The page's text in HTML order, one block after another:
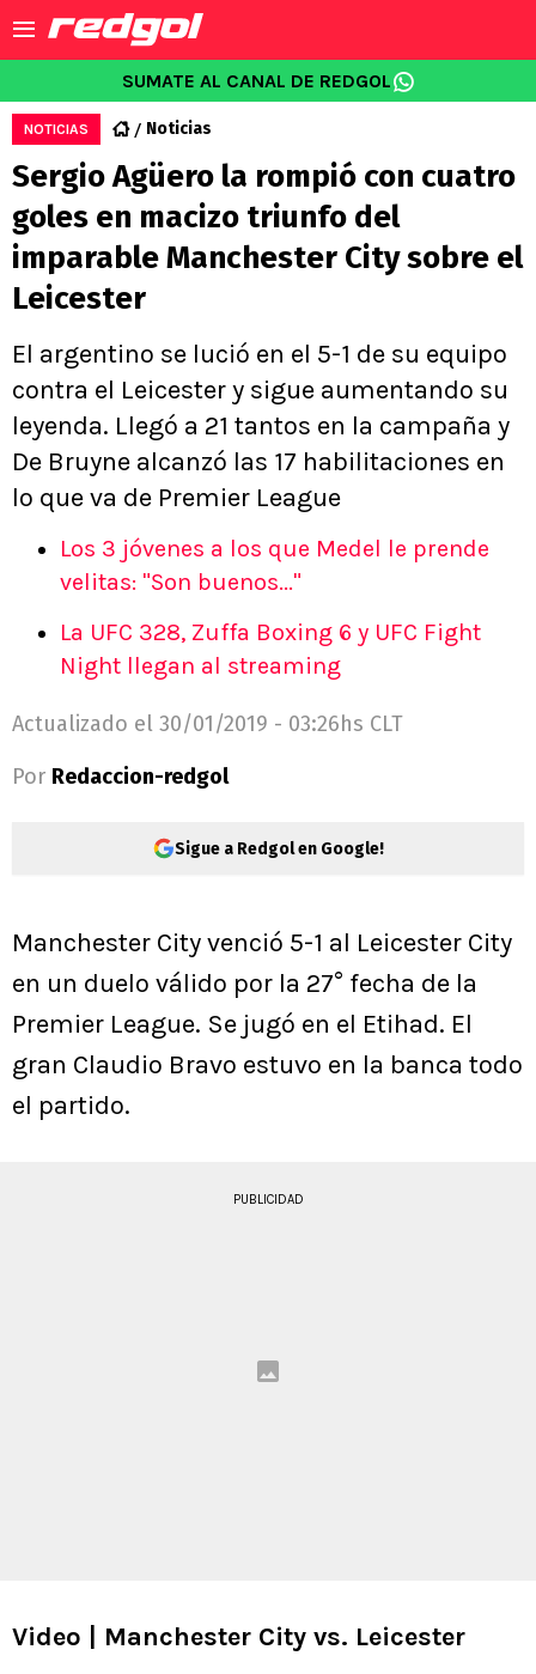
SUMATE AL CANAL DE REDGOL
NOTICIAS Noticias
Sergio Agüero la rompió con cuatro
goles en macizo triunfo del
imparable Manchester City sobre el
Leicester
El argentino se lució en el 5-1 de su equipo
contra el Leicester y sigue aumentando su
leyenda. Llegó a 21 tantos en la campaña y
De Bruyne alcanzó las 17 habilitaciones en
lo que va de Premier League
Los 3 jóvenes a los que Medel le prende
velitas: "Son buenos..."
La UFC 328, Zuffa Boxing 6 y UFC Fight
Night llegan al streaming
Actualizado el 30/01/2019 - 03:26hs CLT
Por Redaccion-redgol
Sigue a Redgol en Google!
Manchester City venció 5-1 al Leicester City
en un duelo válido por la 27° fecha de la
Premier League. Se jugó en el Etihad. El
gran Claudio Bravo estuvo en la banca todo
el partido.
PUBLICIDAD
Video | Manchester City vs. Leicester